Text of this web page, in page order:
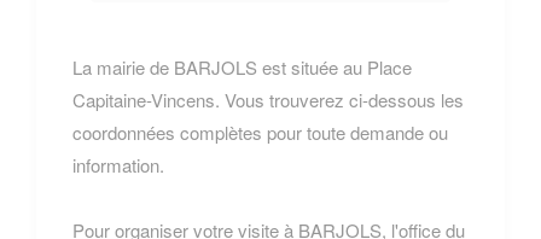
La mairie de BARJOLS est située au Place
Capitaine-Vincens. Vous trouverez ci-dessous les
coordonnées complètes pour toute demande ou
information.
Pour organiser votre visite à BARJOLS, l'office du